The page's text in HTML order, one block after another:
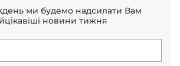
ми будемо надсилати Вам
новини тижня